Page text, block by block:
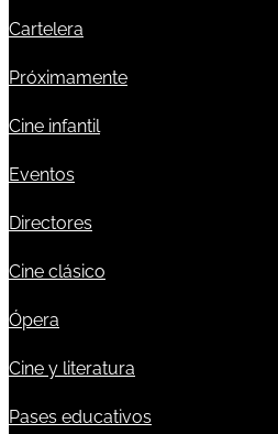
Cartelera
Próximamente
Cine infantil
Eventos
Directores
Cine clásico
Ópera
Cine y literatura
Pases educativos